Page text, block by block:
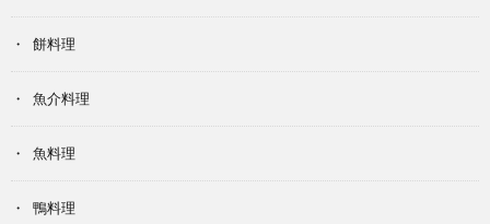
餅料理
魚介料理
魚料理
鴨料理